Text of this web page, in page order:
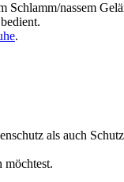
nassem
.
als auch
möchtest.